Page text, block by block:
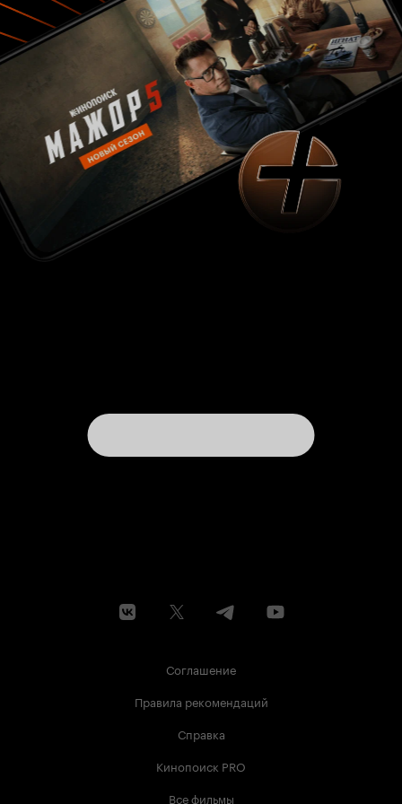
получилось, но образ в целом смотрится
несколько искусственно, т.е. чего-то не
хватает... В итоге - заметно, что создатели
мультфильма много работали над сюжетом и
отдельными образами, но продукт в целом
получился из категории 'далеко не шедевр'. Как
жевательная резинка для детишек может
вполне зайдет, но так чтобы пересматривать -
вообще не тянет.
Соглашение
Правила рекомендаций
Справка
Кинопоиск PRO
Все фильмы